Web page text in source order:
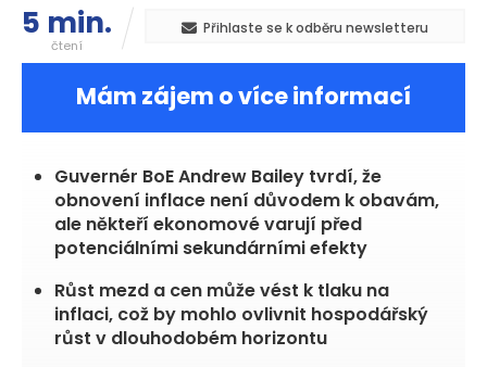
5 min.
čtení
Přihlaste se k odběru newsletteru
Mám zájem o více informací
Guvernér BoE Andrew Bailey tvrdí, že
obnovení inflace není důvodem k obavám,
ale někteří ekonomové varují před
potenciálními sekundárními efekty
Růst mezd a cen může vést k tlaku na
inflaci, což by mohlo ovlivnit hospodářský
růst v dlouhodobém horizontu